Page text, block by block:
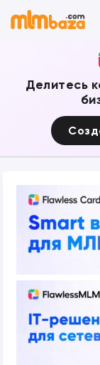
Делитесь